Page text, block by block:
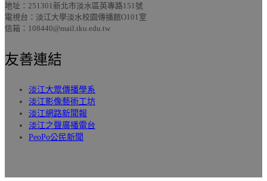
地址：251301新北市淡水區英專路151號
電視台：淡江大學淡水校園傳播館O101室
信箱：108440@mail.tku.edu.tw
友善連結
淡江大眾傳播學系
淡江影像藝術工坊
淡江網路新聞報
淡江之聲廣播電台
PeoPo公民新聞